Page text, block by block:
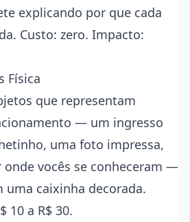
explicando por que cada
Custo: zero. Impacto:
Física
que representam
— um ingresso
uma foto impressa,
vocês se conheceram —
uma caixinha decorada.
10 a R$ 30.